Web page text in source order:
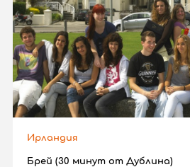
Ирландия
Брей (30 минут от Дублина)